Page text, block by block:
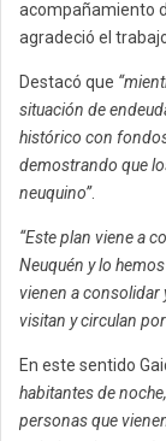
acompañamiento
agradeció el
Destacó que
situación de
histórico con
demostrando que
neuquino”.
“Este plan viene a
Neuquén y lo
vienen a consolidar
visitan y circulan
En este sentido
habitantes de
personas que